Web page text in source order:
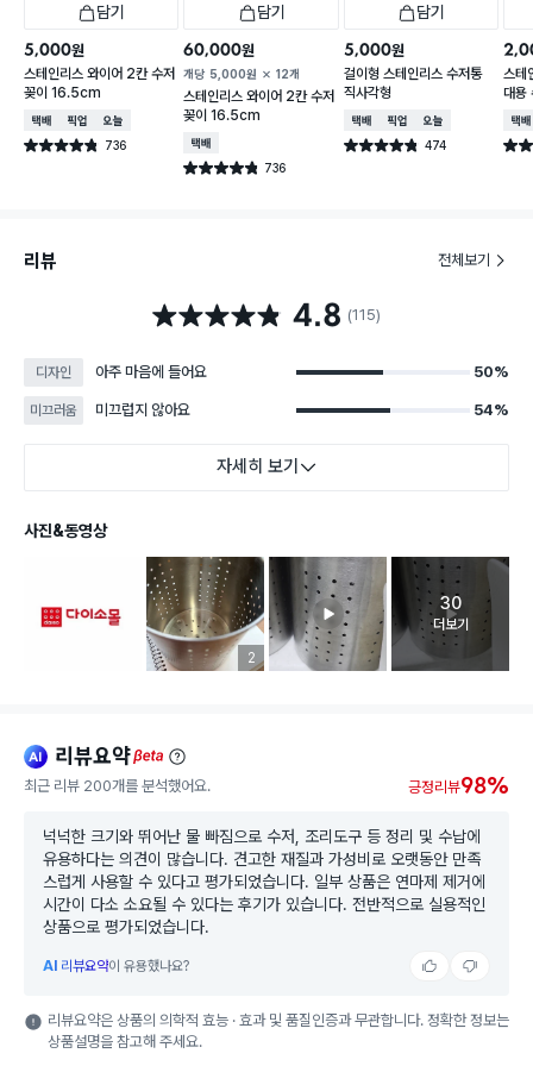
담기
5,000원
스테인리스 와이어 2칸 수저
꽂이 16.5cm
택배배송매장픽업오늘배송
별점 4.8점 736
건 작성
담기
60,000원
개당 5,000원 12개
스테인리스 와이어 2칸 수저
꽂이 16.5cm
택배배송
별점 4.8점 736
건 작성
담기
5,000원
걸이형 스테인리스 수저통
직사각형
택배배송매장픽업오늘배송
별점 4.8점 474
건 작성
스테
대용
택배
별점
리뷰 전체보기
별점 4.8점 4.8 (115)
디자인 아주 마음에 들어요 50%
미끄러움 미끄럽지 않아요 54%
자세히 보기
사진&동영상
리뷰 이미지 등록 개수
2
고객 리뷰
30
더보기
ai 리뷰요약beta
최근 리뷰 200개를 분석했어요. 긍정리뷰98%
넉넉한 크기와 뛰어난 물 빠짐으로 수저, 조리도구 등 정리 및 수납에
유용하다는 의견이 많습니다. 견고한 재질과 가성비로 오랫동안 만족
스럽게 사용할 수 있다고 평가되었습니다. 일부 상품은 연마제 제거에
시간이 다소 소요될 수 있다는 후기가 있습니다. 전반적으로 실용적인
상품으로 평가되었습니다.
AI 리뷰요약이 유용했나요?
리뷰요약은 상품의 의학적 효능 · 효과 및 품질인증과 무관합니다. 정확한 정보는
상품설명을 참고해 주세요.